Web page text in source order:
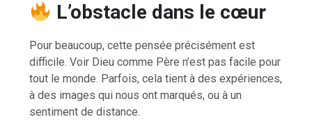
L’obstacle dans le cœur
Pour beaucoup, cette pensée précisément est
difficile. Voir Dieu comme Père n’est pas facile pour
tout le monde. Parfois, cela tient à des expériences,
à des images qui nous ont marqués, ou à un
sentiment de distance.